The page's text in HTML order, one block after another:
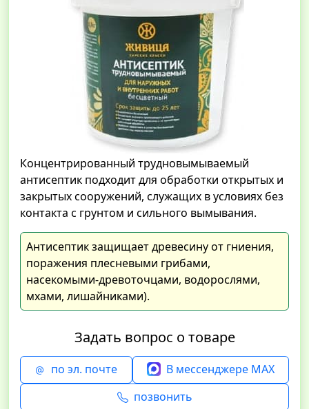
Концентрированный трудновымываемый
антисептик подходит для обработки открытых и
закрытых сооружений, служащих в условиях без
контакта с грунтом и сильного вымывания.
Антисептик защищает древесину от гниения,
поражения плесневыми грибами,
насекомыми-древоточцами, водорослями,
мхами, лишайниками).
Задать вопрос о товаре
по эл. почте
В мессенджере MAX
позвонить